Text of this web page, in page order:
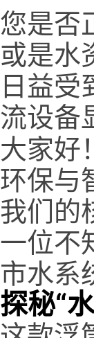
您是否
或是水
日益受
流设备
大家好
环保与
我们的
一位不
市水系
探秘“